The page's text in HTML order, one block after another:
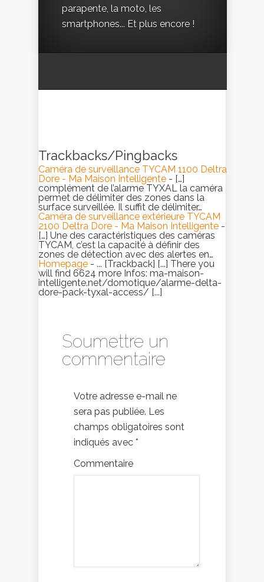
parapente, la moto, les
smartphones... Et plus encore !
Trackbacks/Pingbacks
Caméra de surveillance TYCAM 1100 Deltra
Dore - Ma Maison Intelligente - […]
complément de l’alarme TYXAL la caméra
permet de délimiter des zones dans la
surface surveillée. Il suffit de délimiter…
Caméra de surveillance extérieure TYCAM
2100 Deltra Dore - Ma Maison Intelligente -
[…] Une des caractéristiques des caméras
TYCAM, c’est la capacité à définir des
zones de détection avec des alertes en…
Homepage - ... [Trackback] [...] There you
will find 6624 more Infos: ma-maison-
intelligente.net/domotique/alarme-delta-
dore-pack-tyxal-access/ [...]
Soumettre un
commentaire
Votre adresse e-mail ne
sera pas publiée. Les
champs obligatoires sont
indiqués avec *
Commentaire